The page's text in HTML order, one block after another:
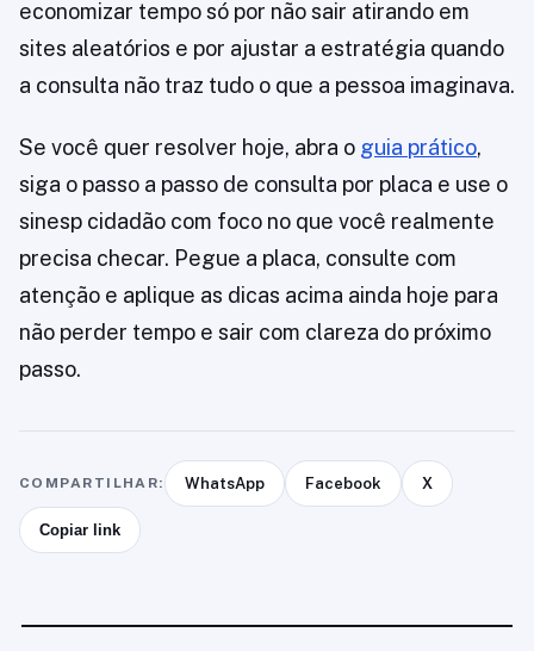
economizar tempo só por não sair atirando em
sites aleatórios e por ajustar a estratégia quando
a consulta não traz tudo o que a pessoa imaginava.
Se você quer resolver hoje, abra o guia prático,
siga o passo a passo de consulta por placa e use o
sinesp cidadão com foco no que você realmente
precisa checar. Pegue a placa, consulte com
atenção e aplique as dicas acima ainda hoje para
não perder tempo e sair com clareza do próximo
passo.
COMPARTILHAR: WhatsApp Facebook X
Copiar link